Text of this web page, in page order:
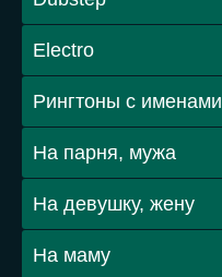
Electro
Рингтоны с именами
На парня, мужа
На девушку, жену
На маму